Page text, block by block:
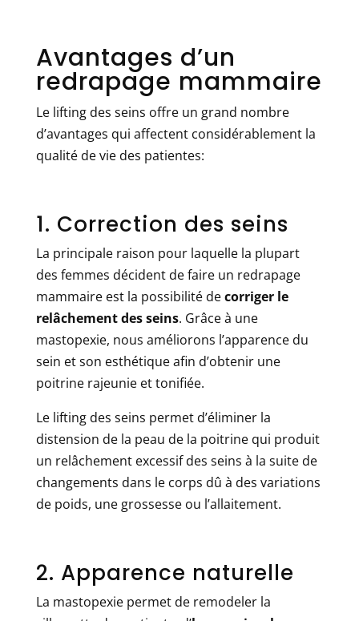
Avantages d’un
redrapage mammaire
Le lifting des seins offre un grand nombre
d’avantages qui affectent considérablement la
qualité de vie des patientes:
1. Correction des seins
La principale raison pour laquelle la plupart
des femmes décident de faire un redrapage
mammaire est la possibilité decorriger le
relâchement des seins. Grâce à une
mastopexie, nous améliorons l’apparence du
sein et son esthétique afin d’obtenir une
poitrine rajeunie et tonifiée.
Le lifting des seins permet d’éliminer la
distension de la peau de la poitrine qui produit
un relâchement excessif des seins à la suite de
changements dans le corps dû à des variations
de poids, une grossesse ou l’allaitement.
2. Apparence naturelle
La mastopexie permet de remodeler la